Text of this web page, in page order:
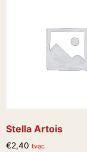
Stella Artois
€2,40 tvac